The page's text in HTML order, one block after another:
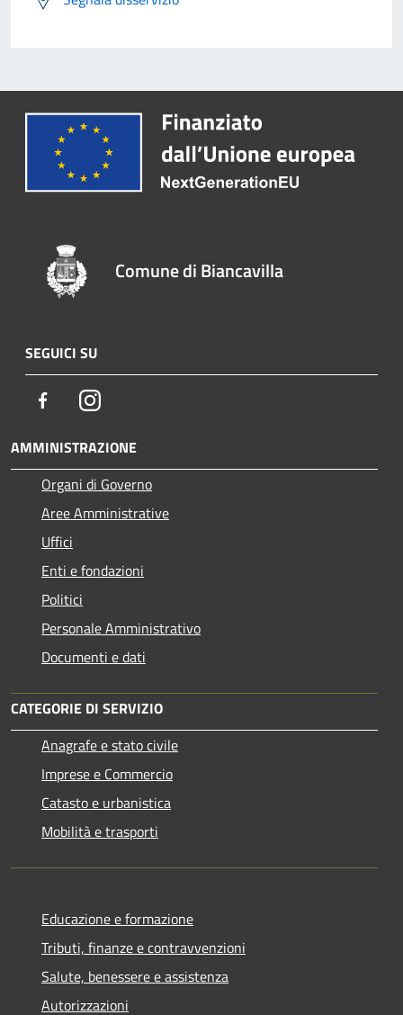
Comune di Biancavilla
SEGUICI SU
FacebookInstagram
AMMINISTRAZIONE
Organi di Governo
Aree Amministrative
Uffici
Enti e fondazioni
Politici
Personale Amministrativo
Documenti e dati
CATEGORIE DI SERVIZIO
Anagrafe e stato civile
Imprese e Commercio
Catasto e urbanistica
Mobilità e trasporti
Educazione e formazione
Tributi, finanze e contravvenzioni
Salute, benessere e assistenza
Autorizzazioni